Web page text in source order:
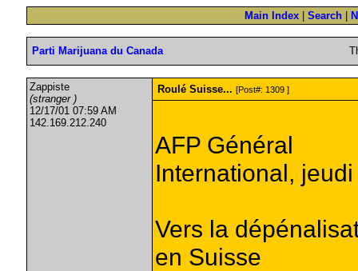
Main Index Search
Parti Marijuana du Canada
Zappiste
(stranger )
12/17/01 07:59 AM
142.169.212.240
Roulé Suisse... [Post#: 1309 ]
AFP Général
International,
Vers la
en Suisse